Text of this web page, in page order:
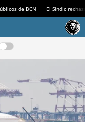
de BCN El Síndic